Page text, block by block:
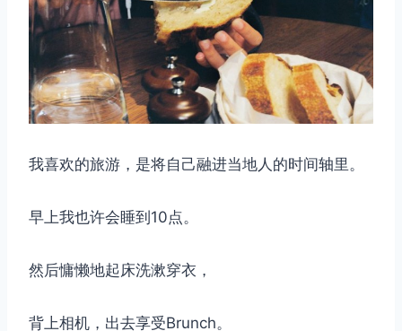
我喜欢的旅游，是将自己融进当地人的时间轴里。
早上我也许会睡到10点。
然后慵懒地起床洗漱穿衣，
背上相机，出去享受Brunch。